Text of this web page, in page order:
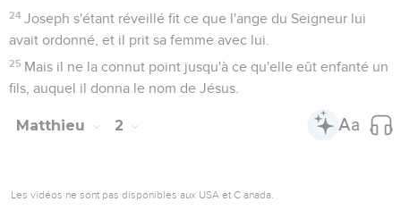
24 Joseph s'étant réveillé fit ce que l'ange du Seigneur lui
avait ordonné, et il prit sa femme avec lui.
25 Mais il ne la connut point jusqu'à ce qu'elle eût enfanté un
fils, auquel il donna le nom de Jésus.
Matthieu 2
Les vidéos ne sont pas disponibles aux USA et C anada.